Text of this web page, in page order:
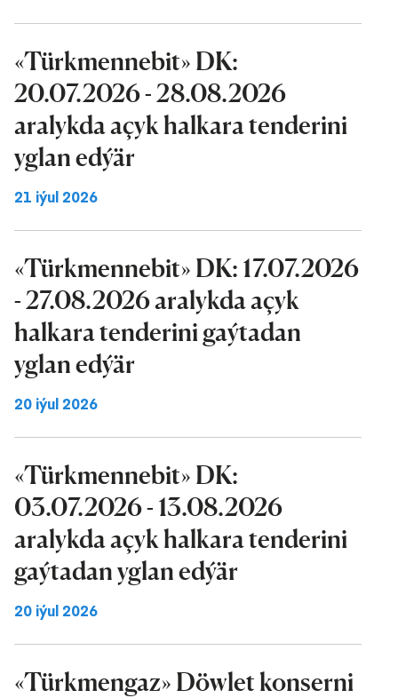
«Türkmennebit» DK:
20.07.2026 - 28.08.2026
aralykda açyk halkara tenderini
yglan edýär
21 iýul 2026
«Türkmennebit» DK: 17.07.2026
- 27.08.2026 aralykda açyk
halkara tenderini gaýtadan
yglan edýär
20 iýul 2026
«Türkmennebit» DK:
03.07.2026 - 13.08.2026
aralykda açyk halkara tenderini
gaýtadan yglan edýär
20 iýul 2026
«Türkmengaz» Döwlet konserni